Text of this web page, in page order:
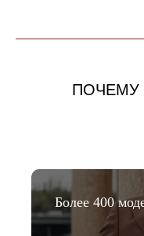
ПОЧЕМУ
Более 400